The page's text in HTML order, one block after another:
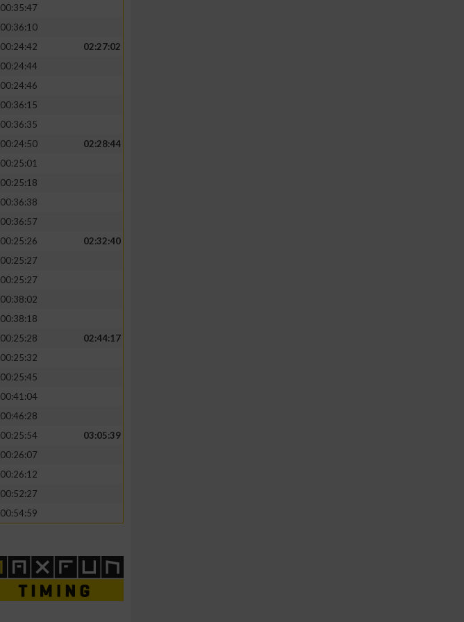
00:35:47
00:36:10
00:24:42
02:27:02
00:24:44
00:24:46
00:36:15
00:36:35
00:24:50
02:28:44
00:25:01
00:25:18
00:36:38
00:36:57
00:25:26
02:32:40
00:25:27
00:25:27
00:38:02
00:38:18
00:25:28
02:44:17
00:25:32
00:25:45
00:41:04
00:46:28
00:25:54
03:05:39
00:26:07
00:26:12
00:52:27
00:54:59